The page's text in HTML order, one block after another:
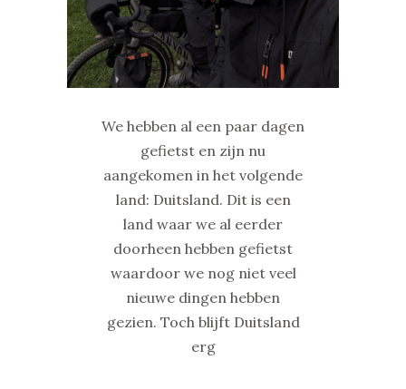
We hebben al een paar dagen
gefietst en zijn nu
aangekomen in het volgende
land: Duitsland. Dit is een
land waar we al eerder
doorheen hebben gefietst
waardoor we nog niet veel
nieuwe dingen hebben
gezien. Toch blijft Duitsland
erg